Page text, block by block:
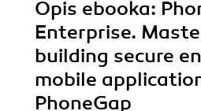
Opis ebooka:
Enterprise.
building secure
mobile
PhoneGap